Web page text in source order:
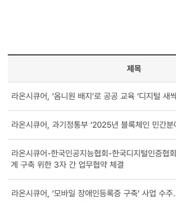
제목
라온시큐어, ‘옴니원 배지’로 공공 교육 ‘디지털 새
라온시큐어, 과기정통부 ‘2025년 블록체인 민간분
라온시큐어-한국인공지능협회-한국디지털인증협
계 구축 위한 3자 간 업무협약 체결
라온시큐어, ‘모바일 장애인등록증 구축’ 사업 수